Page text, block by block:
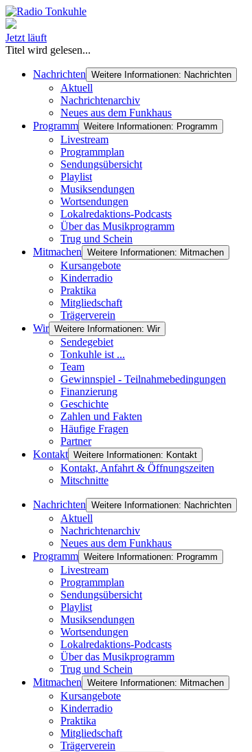
Jetzt läuft
Titel wird gelesen...
Nachrichten Weitere Informationen: Nachrichten
Aktuell
Nachrichtenarchiv
Neues aus dem Funkhaus
Programm Weitere Informationen: Programm
Livestream
Programmplan
Sendungsübersicht
Playlist
Musiksendungen
Wortsendungen
Lokalredaktions-Podcasts
Über das Musikprogramm
Trug und Schein
Mitmachen Weitere Informationen: Mitmachen
Kursangebote
Kinderradio
Praktika
Mitgliedschaft
Trägerverein
Wir Weitere Informationen: Wir
Sendegebiet
Tonkuhle ist ...
Team
Gewinnspiel - Teilnahmebedingungen
Finanzierung
Geschichte
Zahlen und Fakten
Häufige Fragen
Partner
Kontakt Weitere Informationen: Kontakt
Kontakt, Anfahrt & Öffnungszeiten
Mitschnitte
Nachrichten Weitere Informationen: Nachrichten
Aktuell
Nachrichtenarchiv
Neues aus dem Funkhaus
Programm Weitere Informationen: Programm
Livestream
Programmplan
Sendungsübersicht
Playlist
Musiksendungen
Wortsendungen
Lokalredaktions-Podcasts
Über das Musikprogramm
Trug und Schein
Mitmachen Weitere Informationen: Mitmachen
Kursangebote
Kinderradio
Praktika
Mitgliedschaft
Trägerverein